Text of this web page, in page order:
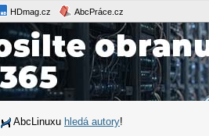
HDmag.cz AbcPráce.cz
AbcLinuxu hledá autory!